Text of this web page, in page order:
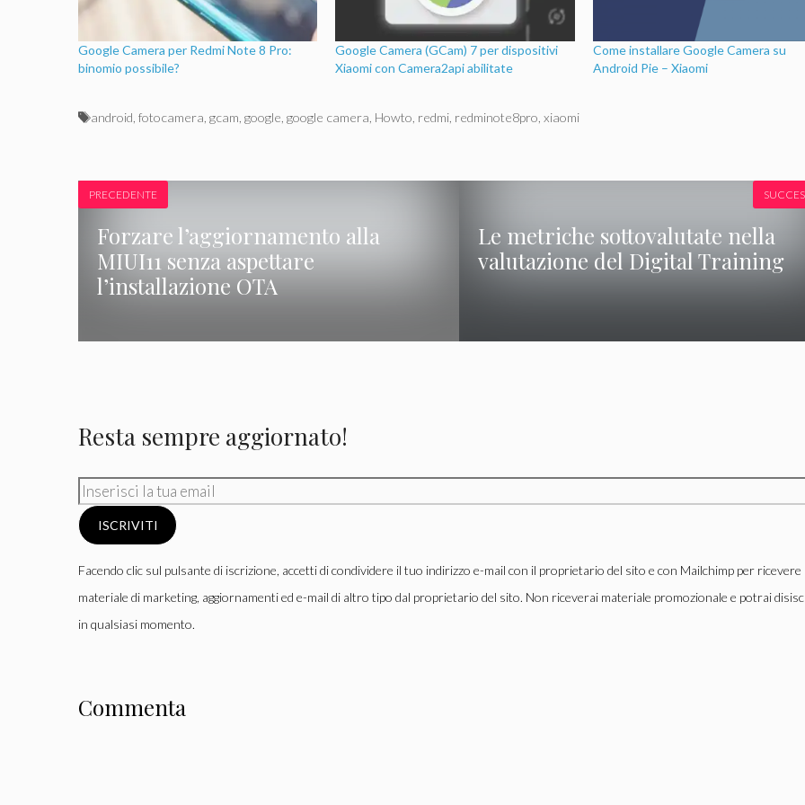
Google Camera per Redmi Note 8 Pro:
binomio possibile?
Google Camera (GCam) 7 per dispositivi
Xiaomi con Camera2api abilitate
Come installare Google Camera su
Android Pie – Xiaomi
Tag
android ,fotocamera ,gcam ,google ,google camera Howto redmi redminote8pro ,xiaomi
PRECEDENTE
Forzare l’aggiornamento alla
MIUI11 senza aspettare
l’installazione OTA
Le metriche sottovalutate nella
valutazione del Digital Training
Resta sempre aggiornato!
ISCRIVITI
Facendo clic sul pulsante di iscrizione, accetti di condividere il tuo indirizzo e-mail con il proprietario del sito e con Mailchimp per ricevere
materiale di marketing, aggiornamenti ed e-mail di altro tipo dal proprietario del sito. Non riceverai materiale promozionale e potrai
in qualsiasi momento.
Commenta